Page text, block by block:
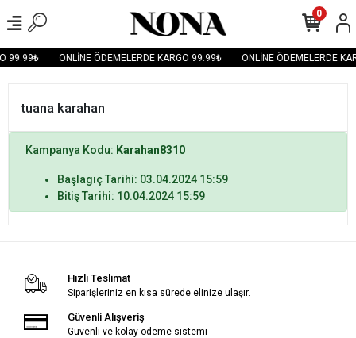
99.99₺ ONLİNE ÖDEMELERDE KARGO 99.99₺ ONLİNE ÖDEMELERDE
0
tuana karahan
Kampanya Kodu: Karahan8310
Başlagıç Tarihi: 03.04.2024 15:59
Bitiş Tarihi: 10.04.2024 15:59
Hızlı Teslimat
Siparişleriniz en kısa sürede elinize ulaşır.
Güvenli Alışveriş
Güvenli ve kolay ödeme sistemi